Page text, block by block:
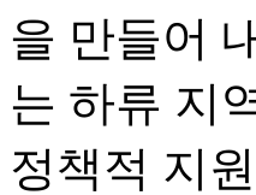
을 만들어
는 하류 지
정책적 지